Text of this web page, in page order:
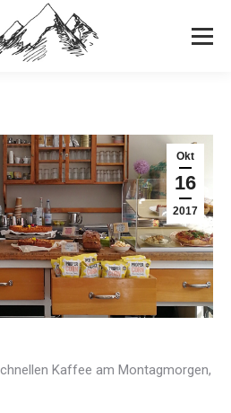
Okt
16
2017
Kaffee am Montagmorgen,